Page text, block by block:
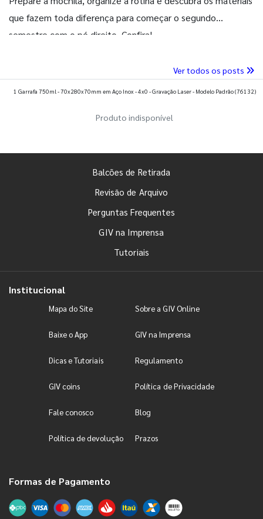
que fazem toda diferença para começar o segundo
semestre com o pé direito. Confira!
Ver todos os posts
1 Garrafa 750ml - 70x280x70mm em Aço Inox - 4x0 - Gravação Laser - Modelo Padrão(76132)
Produto indisponível
Balcões de Retirada
Revisão de Arquivo
Perguntas Frequentes
GIV na Imprensa
Tutoriais
Institucional
Mapa do Site Sobre a GIV Online
Baixe o App GIV na Imprensa
Dicas e Tutoriais Regulamento
GIV coins Política de Privacidade
Fale conosco Blog
Política de devolução Prazos
Formas de Pagamento